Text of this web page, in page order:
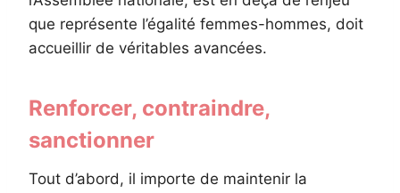
que représente l’égalité femmes-hommes, doit
accueillir de véritables avancées.
Renforcer, contraindre,
sanctionner
Tout d’abord, il importe de maintenir la